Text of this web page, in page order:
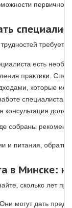
требует
есть
практики.
которые
специалиста.
консультация
собраны
и питания,
в Минске:
сколько лет
могут дать